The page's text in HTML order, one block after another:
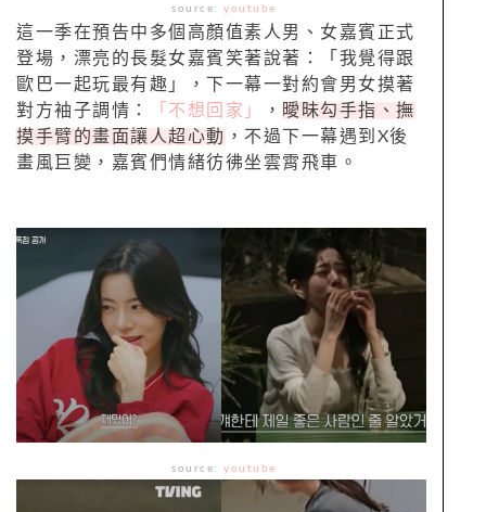
source: youtube
這一季在預告中多個高顏值素人男、女嘉賓正式
登場，漂亮的長髮女嘉賓笑著說著：「我覺得跟
歐巴一起玩最有趣」，下一幕一對約會男女摸著
對方袖子調情：
「不想回家」 ， 曖昧勾手指、撫
摸手臂的畫面讓人超心動 ，不過下一幕遇到X後
畫風巨變，嘉賓們情緒彷彿坐雲霄飛車。
source: youtube